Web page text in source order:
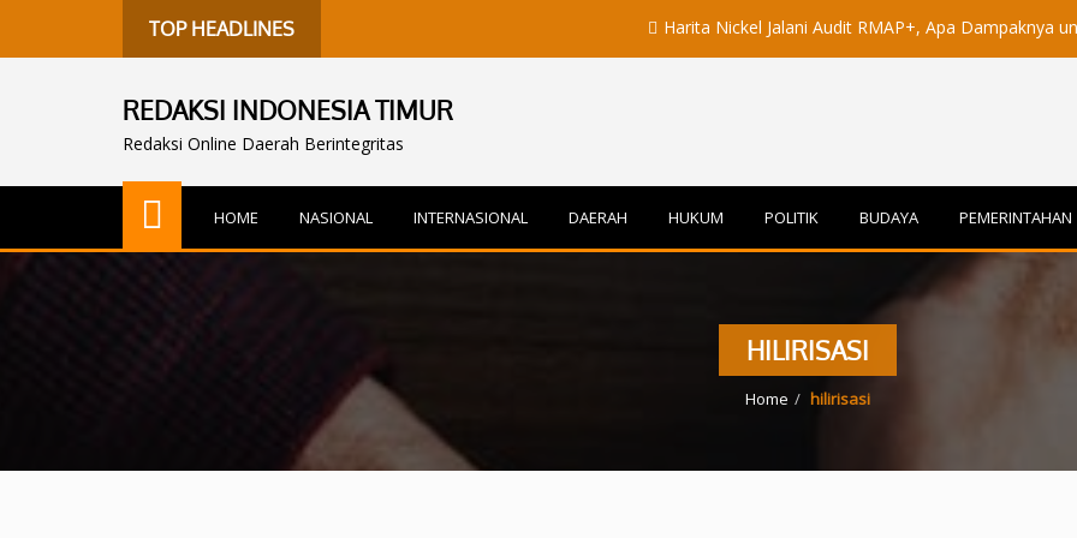
TOP HEADLINES Harita Nickel Jalani Audit RMAP+, Apa Dampaknya untuk
REDAKSI INDONESIA TIMUR
Redaksi Online Daerah Berintegritas
HOME NASIONAL INTERNASIONAL DAERAH HUKUM POLITIK BUDAYA PEMERINTAHAN
HILIRISASI
Home hilirisasi